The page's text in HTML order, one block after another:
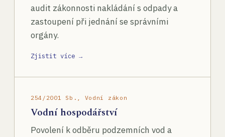
audit zákonnosti nakládání s odpady a
zastoupení při jednání se správními
orgány.
Zjistit více →
254/2001 Sb., Vodní zákon
Vodní hospodářství
Povolení k odběru podzemních vod a